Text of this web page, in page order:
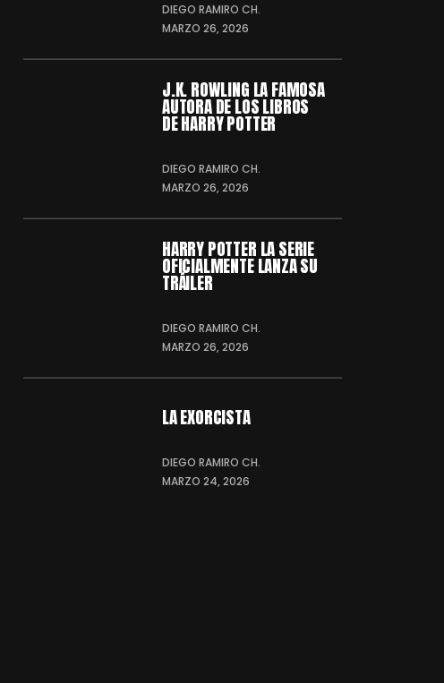
DIEGO RAMIRO CH.
MARZO 26, 2026
J.K. ROWLING LA FAMOSA
AUTORA DE LOS LIBROS
DE HARRY POTTER
DIEGO RAMIRO CH.
MARZO 26, 2026
HARRY POTTER LA SERIE
OFICIALMENTE LANZA SU
TRÁILER
DIEGO RAMIRO CH.
MARZO 26, 2026
LA EXORCISTA
DIEGO RAMIRO CH.
MARZO 24, 2026